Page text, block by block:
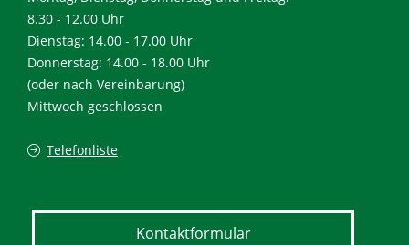
8.30 - 12.00 Uhr
Dienstag: 14.00 - 17.00 Uhr
Donnerstag: 14.00 - 18.00 Uhr
(oder nach Vereinbarung)
Mittwoch geschlossen
Telefonliste
Kontaktformular